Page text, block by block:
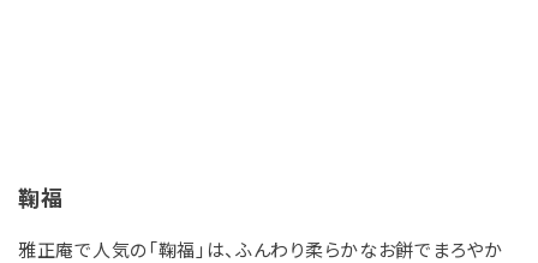
鞠福
雅正庵で人気の「鞠福」は、ふんわり柔らかなお餅でまろやか